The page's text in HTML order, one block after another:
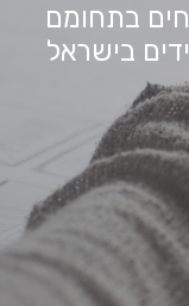
בתחומם
בישראל